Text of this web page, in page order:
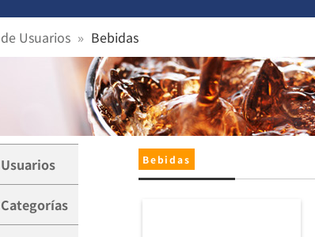
Usuarios Bebidas
Bebidas